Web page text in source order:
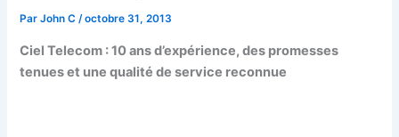
ParJohn C/octobre 31, 2013
Ciel Telecom : 10 ans d’expérience, des promesses
tenues et une qualité de service reconnue